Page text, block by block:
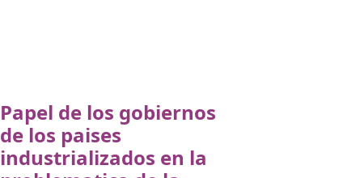
Papel de los gobiernos
de los paises
industrializados en la